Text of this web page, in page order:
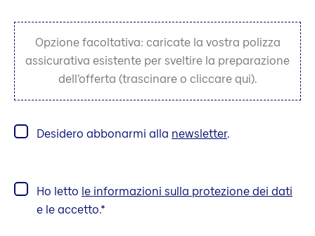
Opzione facoltativa: caricate la vostra polizza
assicurativa esistente per sveltire la preparazione
dell’offerta (trascinare o cliccare qui).
Desidero abbonarmi alla newsletter.
Ho letto le informazioni sulla protezione dei dati
e le accetto.